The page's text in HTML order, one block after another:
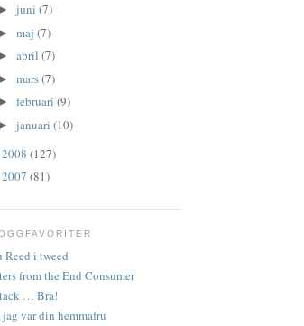
► juni (7)
► maj (7)
► april (7)
► mars(7)
► februari (9)
► januari (10)
2008 (127)
2007 (81)
Reed i tweed
from the End Consumer
… Bra!
jag var din hemmafru